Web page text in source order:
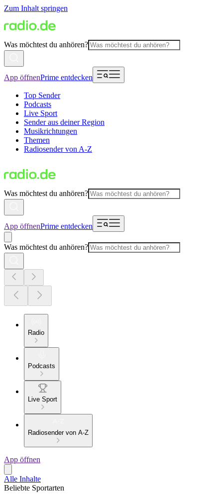
Zum Inhalt springen
Was möchtest du anhören?
App öffnenPrime entdecken
Top Sender
Podcasts
Live Sport
Sender aus deiner Region
Musikrichtungen
Themen
Radiosender von A-Z
Was möchtest du anhören?
App öffnenPrime entdecken
Was möchtest du anhören?
Radio
Podcasts
Live Sport
Radiosender von A-Z
App öffnen
Alle Inhalte
Beliebte Sportarten